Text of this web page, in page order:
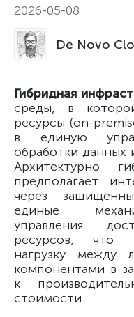
2026-05-08
De Novo
Гибридная
среды, в
ресурсы (on-
в единую
обработки данных
Архитектурно
предполагает
через
единые
управления
ресурсов, что
нагрузку между
компонентами в
к
стоимости.